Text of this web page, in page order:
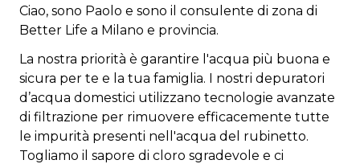
Ciao, sono Paolo e sono il consulente di zona di
Better Life a Milano e provincia.
La nostra priorità è garantire l'acqua più buona e
sicura per te e la tua famiglia. I nostri depuratori
d’acqua domestici utilizzano tecnologie avanzate
di filtrazione per rimuovere efficacemente tutte
le impurità presenti nell'acqua del rubinetto.
Togliamo il sapore di cloro sgradevole e ci